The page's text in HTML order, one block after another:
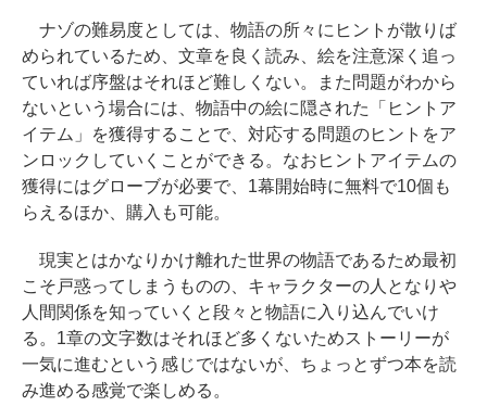
ナゾの難易度としては、物語の所々にヒントが散りば
められているため、文章を良く読み、絵を注意深く追っ
ていれば序盤はそれほど難しくない。また問題がわから
ないという場合には、物語中の絵に隠された「ヒントア
イテム」を獲得することで、対応する問題のヒントをア
ンロックしていくことができる。なおヒントアイテムの
獲得にはグローブが必要で、1幕開始時に無料で10個も
らえるほか、購入も可能。
現実とはかなりかけ離れた世界の物語であるため最初
こそ戸惑ってしまうものの、キャラクターの人となりや
人間関係を知っていくと段々と物語に入り込んでいけ
る。1章の文字数はそれほど多くないためストーリーが
一気に進むという感じではないが、ちょっとずつ本を読
み進める感覚で楽しめる。